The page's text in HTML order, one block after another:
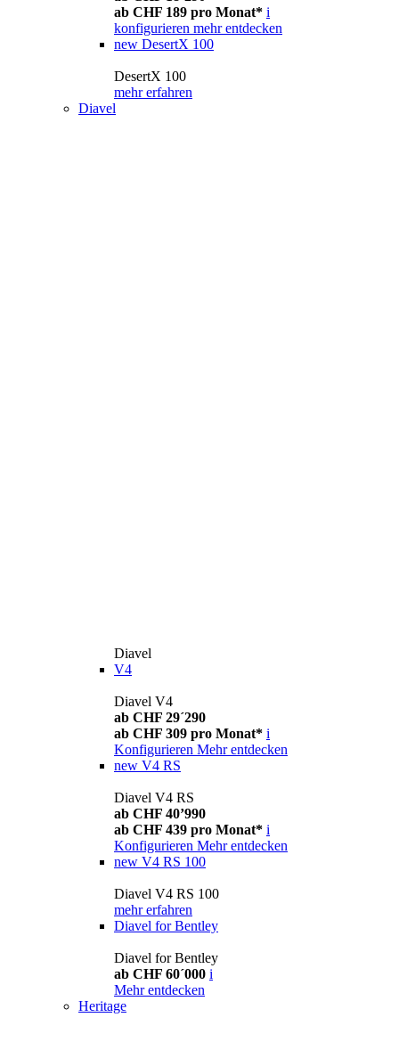
ab CHF 189 pro Monat* i
konfigurieren mehr entdecken
new DesertX 100
DesertX 100
mehr erfahren
Diavel
Diavel
V4
Diavel V4
ab CHF 29´290
ab CHF 309 pro Monat* i
Konfigurieren Mehr entdecken
new V4 RS
Diavel V4 RS
ab CHF 40’990
ab CHF 439 pro Monat* i
Konfigurieren Mehr entdecken
new V4 RS 100
Diavel V4 RS 100
mehr erfahren
Diavel for Bentley
Diavel for Bentley
ab CHF 60´000 i
Mehr entdecken
Heritage